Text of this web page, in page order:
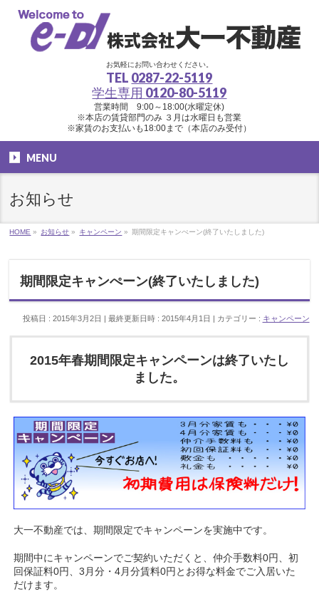
お気軽にお問い合わせください。
TEL 0287-22-5119
学生専用 0120-80-5119
営業時間 9:00～18:00(水曜定休)
※本店の賃貸部門のみ ３月は水曜日も営業
※家賃のお支払いも18:00まで（本店のみ受付）
MENU
お知らせ
HOME » お知らせ » キャンペーン » 期間限定キャンぺーン(終了いたしました)
期間限定キャンぺーン(終了いたしました)
投稿日 : 2015年3月2日 最終更新日時 : 2015年4月1日 カテゴリー : キャンペーン
2015年春期間限定キャンペーンは終了いたし
ました。
大一不動産では、期間限定でキャンペーンを実施中です。
期間中にキャンペーンでご契約いただくと、仲介手数料0円、初
回保証料0円、3月分・4月分賃料0円とお得な料金でご入居いた
だけます。